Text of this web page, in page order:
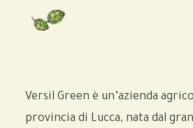
Versil Green è un’azienda
provincia di Lucca, nata dal